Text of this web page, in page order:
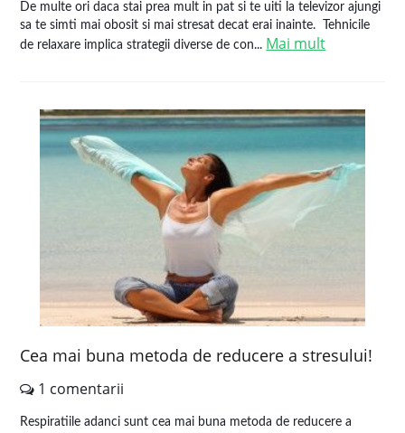
De multe ori daca stai prea mult in pat si te uiti la televizor ajungi
sa te simti mai obosit si mai stresat decat erai inainte. Tehnicile
de relaxare implica strategii diverse de con... Mai mult
Cea mai buna metoda de reducere a stresului!
1 comentarii
Respiratiile adanci sunt cea mai buna metoda de reducere a